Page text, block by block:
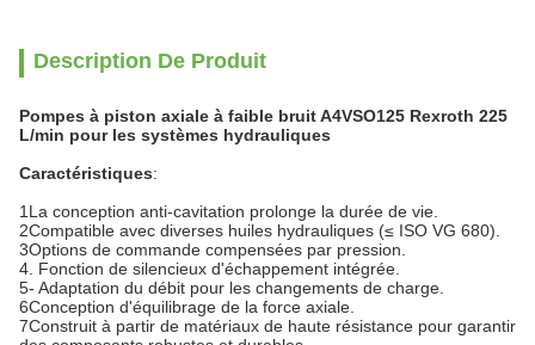
Description De Produit
Pompes à piston axiale à faible bruit A4VSO125 Rexroth 225
L/min pour les systèmes hydrauliques
Caractéristiques:
1La conception anti-cavitation prolonge la durée de vie.
2Compatible avec diverses huiles hydrauliques (≤ ISO VG 680).
3Options de commande compensées par pression.
4. Fonction de silencieux d'échappement intégrée.
5- Adaptation du débit pour les changements de charge.
6Conception d'équilibrage de la force axiale.
7Construit à partir de matériaux de haute résistance pour garantir